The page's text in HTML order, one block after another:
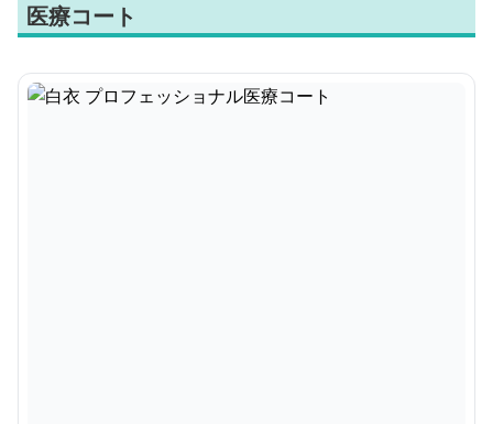
医療コート